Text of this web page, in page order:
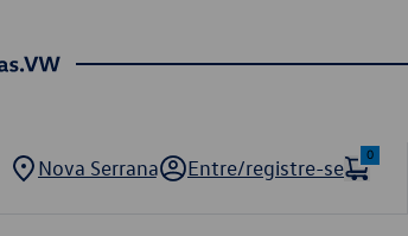
Nova Serrana Entre/registre-se
0